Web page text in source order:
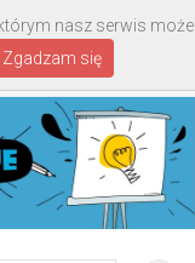
nasz serwis może
Zgadzam się